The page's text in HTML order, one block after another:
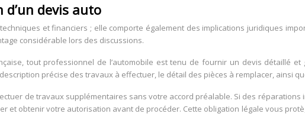
devis auto
et financiers ; elle comporte également des implications juridiques
considérable lors des discussions.
tout professionnel de l’automobile est tenu de fournir un devis détaillé
précise des travaux à effectuer, le détail des pièces à remplacer, ainsi
de travaux supplémentaires sans votre accord préalable. Si des réparations
et obtenir votre autorisation avant de procéder. Cette obligation légale vous